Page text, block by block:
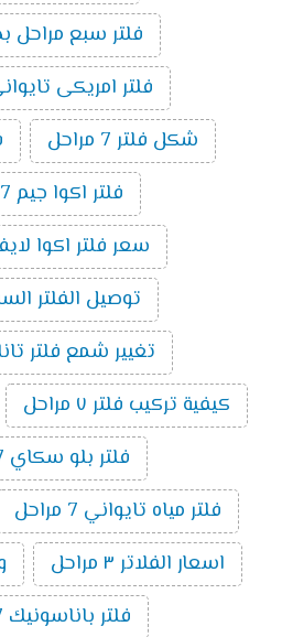
فلتر سبع مراحل
فلتر امريكى تايوانى 7
شكل فلتر 7 مراحل
فلتر اكوا جيم 7 مراحل
سعر فلتر اكوا لايف 7
توصيل الفلتر
تغيير شمع فلتر تانك 7
كيفية تركيب فلتر ٧ مراحل
فلتر بلو سكاي 7 مراحل
فلتر مياه تايواني 7 مراحل
اسعار الفلاتر ٣ مراحل
فلتر باناسونيك 7 مراحل